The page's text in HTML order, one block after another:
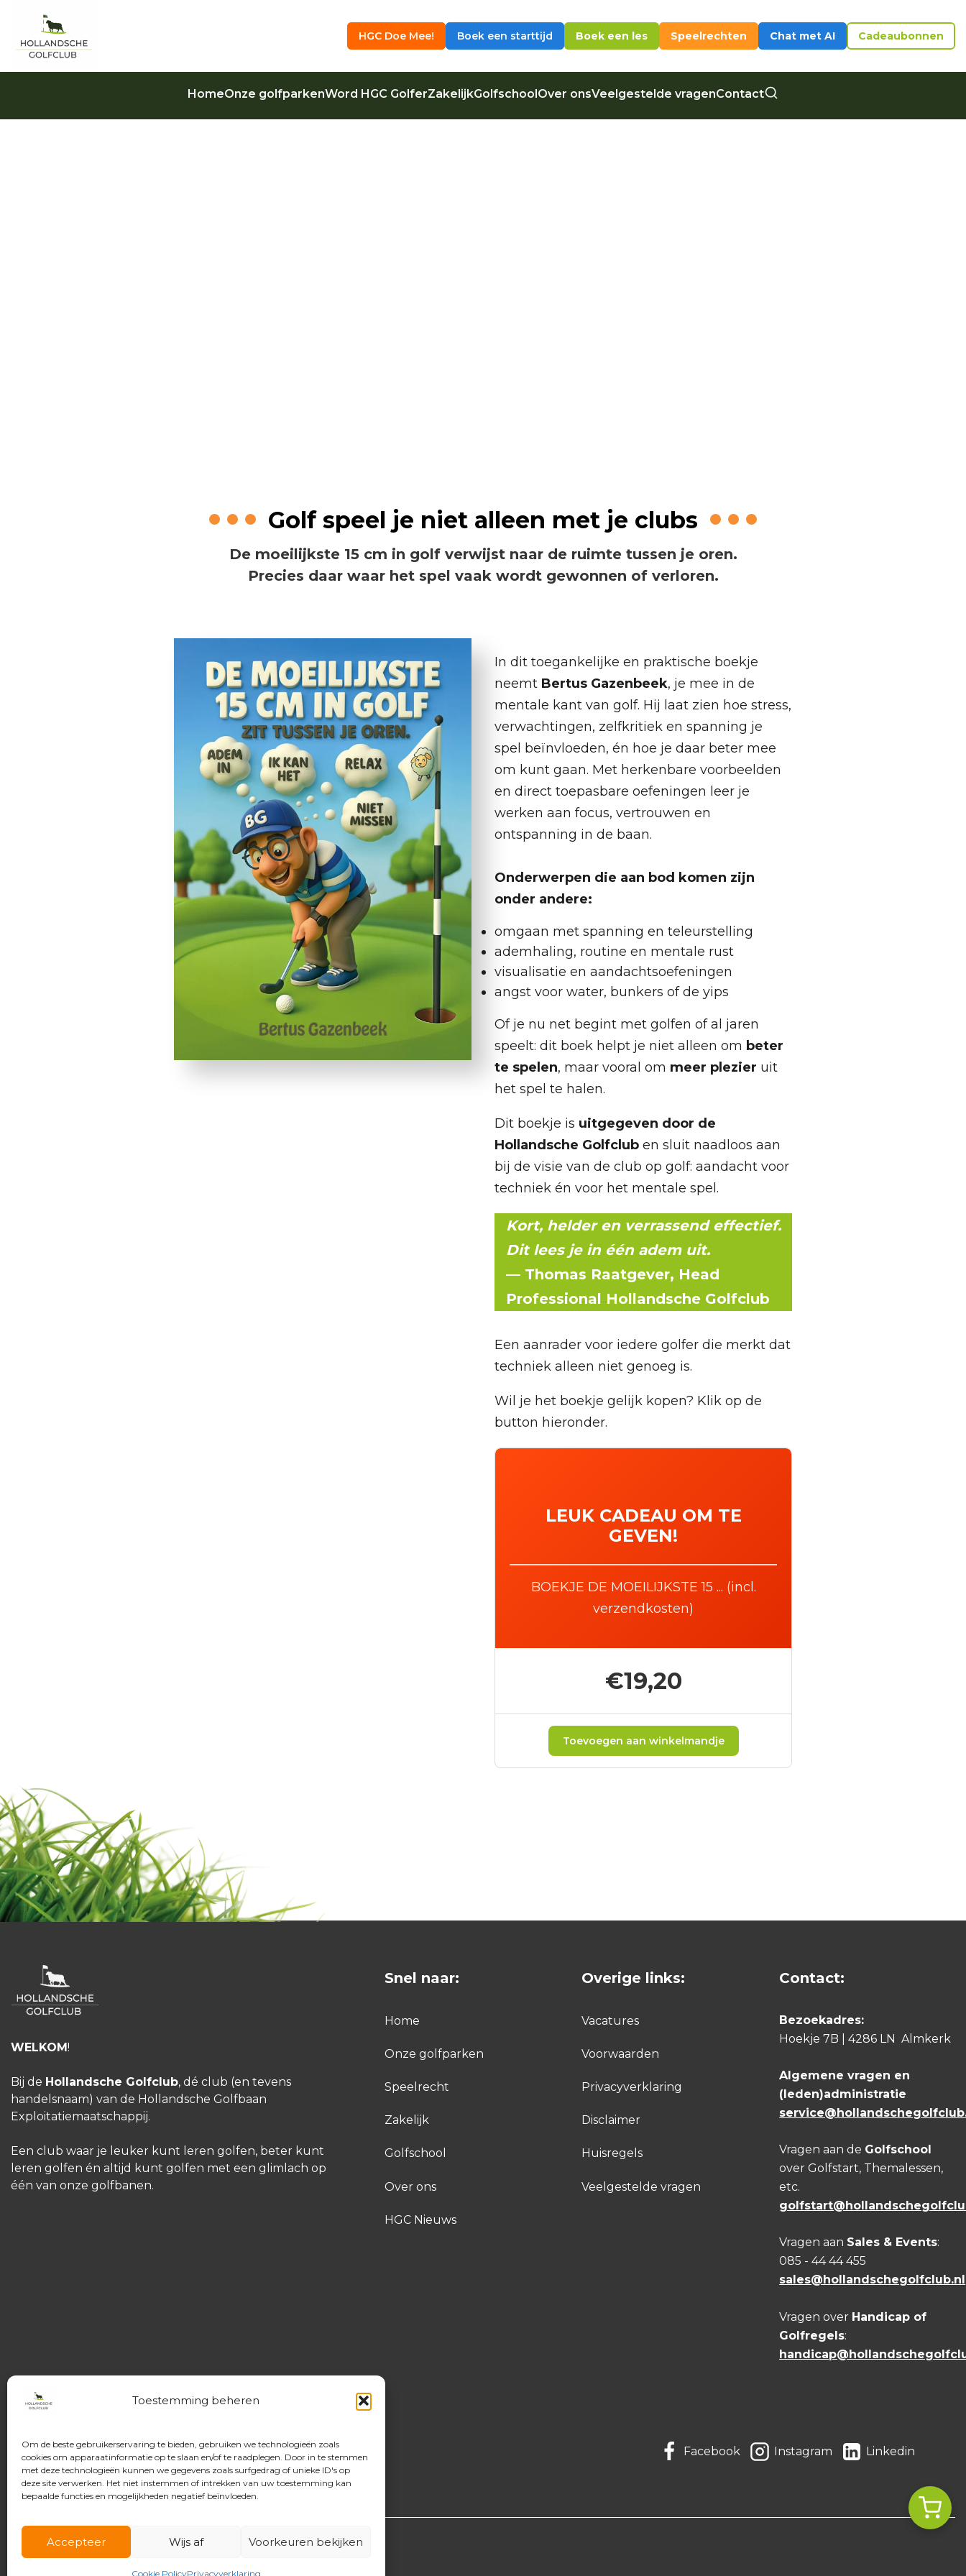
Toestemming beheren
Om de beste gebruikerservaring te bieden, gebruiken we technologieën zoals
cookies om apparaatinformatie op te slaan en/of te raadplegen. Door in te stemmen
met deze technologieën kunnen we gegevens zoals surfgedrag of unieke ID's op
deze site verwerken. Het niet instemmen of intrekken van uw toestemming kan
bepaalde functies en mogelijkheden negatief beïnvloeden.
Accepteer Wijs af Voorkeuren bekijken
Cookie PolicyPrivacyverklaring
HGC Doe Mee! Boek een starttijd Boek een les Speelrechten Chat met AI Cadeaubonnen
HomeOnze golfparkenWord HGC GolferZakelijkGolfschool Over onsVeelgestelde vragenContact
Golf speel je niet alleen met je clubs
De moeilijkste 15 cm in golf verwijst naar de ruimte tussen je oren.
Precies daar waar het spel vaak wordt gewonnen of verloren.
In dit toegankelijke en praktische boekje
neemt Bertus Gazenbeek, je mee in de
mentale kant van golf. Hij laat zien hoe stress,
verwachtingen, zelfkritiek en spanning je
spel beïnvloeden, én hoe je daar beter mee
om kunt gaan. Met herkenbare voorbeelden
en direct toepasbare oefeningen leer je
werken aan focus, vertrouwen en
ontspanning in de baan.
Onderwerpen die aan bod komen zijn
onder andere:
omgaan met spanning en teleurstelling
ademhaling, routine en mentale rust
visualisatie en aandachtsoefeningen
angst voor water, bunkers of de yips
Of je nu net begint met golfen of al jaren
speelt: dit boek helpt je niet alleen om beter
te spelen, maar vooral om meer plezier uit
het spel te halen.
Dit boekje is uitgegeven door de
Hollandsche Golfcluben sluit naadloos aan
bij de visie van de club op golf: aandacht voor
techniek én voor het mentale spel.
Kort, helder en verrassend effectief.
Dit lees je in één adem uit.
— Thomas Raatgever, Head
Professional Hollandsche Golfclub
Een aanrader voor iedere golfer die merkt dat
techniek alleen niet genoeg is.
Wil je het boekje gelijk kopen? Klik op de
button hieronder.
LEUK CADEAU OM TE
GEVEN!
BOEKJE DE MOEILIJKSTE 15 ... (incl.
verzendkosten)
€19,20
Toevoegen aan winkelmandje
WELKOM!
Bij de Hollandsche Golfclub, dé club (en tevens
handelsnaam) van de Hollandsche Golfbaan
Exploitatiemaatschappij.
Een club waar je leuker kunt leren golfen, beter kunt
leren golfen én altijd kunt golfen met een glimlach op
één van onze golfbanen.
Snel naar:
Home
Onze golfparken
Speelrecht
Zakelijk
Golfschool
Over ons
HGC Nieuws
Overige links:
Vacatures
Voorwaarden
Privacyverklaring
Disclaimer
Huisregels
Veelgestelde vragen
Contact:
Bezoekadres:
Hoekje 7B | 4286 LN Almkerk
Algemene vragen en
(leden)administratie
Vragen aan de Golfschool
over Golfstart, Themalessen,
etc.
Vragen aan Sales & Events:
085 - 44 44 455
sales@hollandschegolfclub.nl
Vragen over Handicap of
Golfregels:
Facebook Instagram Linkedin
© 2026 Hollandsche Golfclub